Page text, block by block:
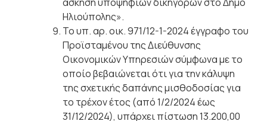
Ηλιούπολης».
Το υπ. αρ. οικ. 971/12-1-2024 έγγραφο του
Προϊσταμένου της Διεύθυνσης
Οικονομικών Υπηρεσιών σύμφωνα με το
οποίο βεβαιώνεται ότι για την κάλυψη
της σχετικής δαπάνης μισθοδοσίας για
το τρέχον έτος (από 1/2/2024 έως
31/12/2024), υπάρχει πίστωση 13.200,00